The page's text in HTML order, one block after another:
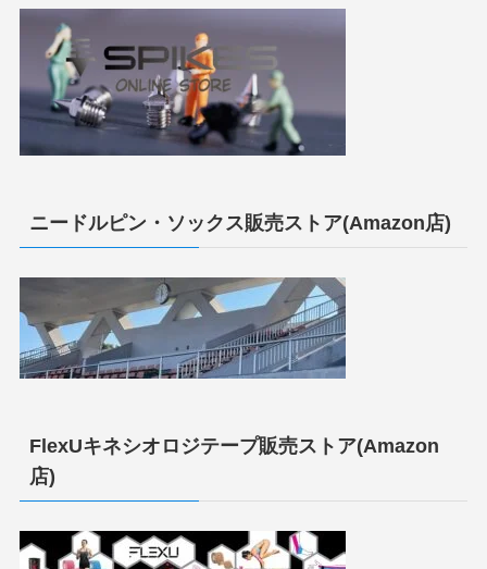
ニードルピン・ソックス販売ストア(Amazon店)
FlexUキネシオロジテープ販売ストア(Amazon
店)